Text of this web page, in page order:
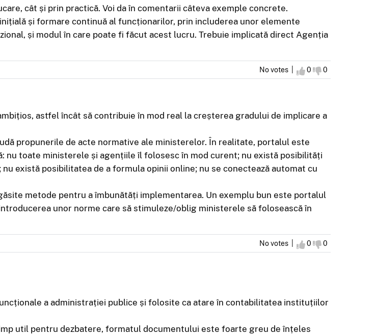
cât și prin practică. Voi da în comentarii câteva exemple concrete.
și formare continuă al funcționarilor, prin includerea unor elemente
și modul în care poate fi făcut acest lucru. Trebuie implicată direct Agenția
No votes | I agree
0 I disagree
0
astfel încât să contribuie în mod real la creșterea gradului de implicare a
propunerile de acte normative ale ministerelor. În realitate, portalul este
nu toate ministerele și agențiile îl folosesc în mod curent; nu există posibilități
există posibilitatea de a formula opinii online; nu se conectează automat cu
metode pentru a îmbunătăți implementarea. Un exemplu bun este portalul
unor norme care să stimuleze/oblig ministerele să folosească în
No votes | I agree
0 I disagree
0
a administrației publice și folosite ca atare în contabilitatea instituțiilor
util pentru dezbatere, formatul documentului este foarte greu de înțeles